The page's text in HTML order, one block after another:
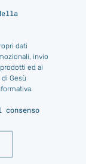
dati
invio
ed ai
Gesù
consenso